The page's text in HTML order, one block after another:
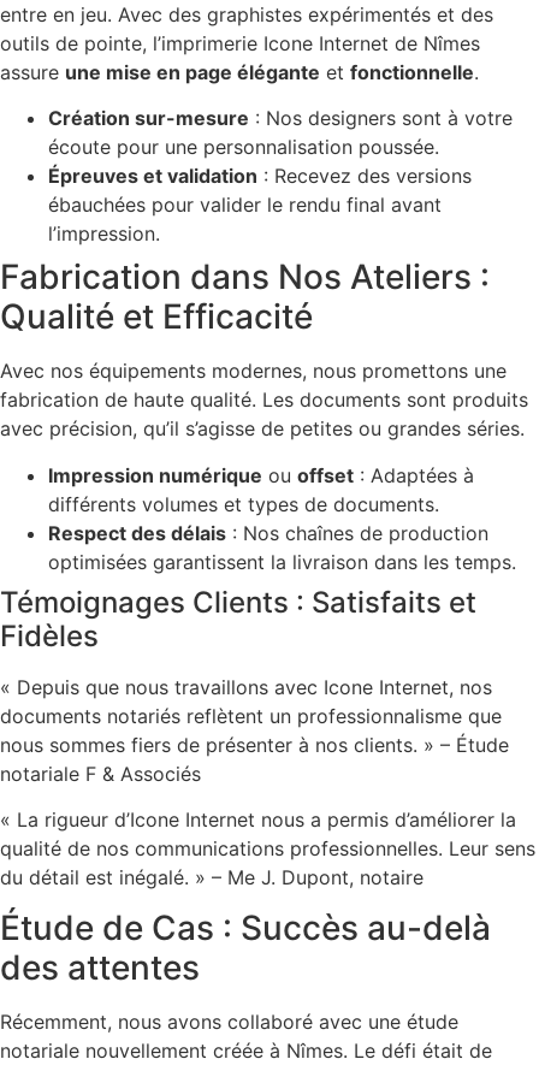
entre en jeu. Avec des graphistes expérimentés et des
outils de pointe, l’imprimerie Icone Internet de Nîmes
assure une mise en page élégante et fonctionnelle.
Création sur-mesure : Nos designers sont à votre
écoute pour une personnalisation poussée.
Épreuves et validation : Recevez des versions
ébauchées pour valider le rendu final avant
l’impression.
Fabrication dans Nos Ateliers :
Qualité et Efficacité
Avec nos équipements modernes, nous promettons une
fabrication de haute qualité. Les documents sont produits
avec précision, qu’il s’agisse de petites ou grandes séries.
Impression numérique ou offset : Adaptées à
différents volumes et types de documents.
Respect des délais : Nos chaînes de production
optimisées garantissent la livraison dans les temps.
Témoignages Clients : Satisfaits et
Fidèles
« Depuis que nous travaillons avec Icone Internet, nos
documents notariés reflètent un professionnalisme que
nous sommes fiers de présenter à nos clients. » – Étude
notariale F & Associés
« La rigueur d’Icone Internet nous a permis d’améliorer la
qualité de nos communications professionnelles. Leur sens
du détail est inégalé. » – Me J. Dupont, notaire
Étude de Cas : Succès au-delà
des attentes
Récemment, nous avons collaboré avec une étude
notariale nouvellement créée à Nîmes. Le défi était de